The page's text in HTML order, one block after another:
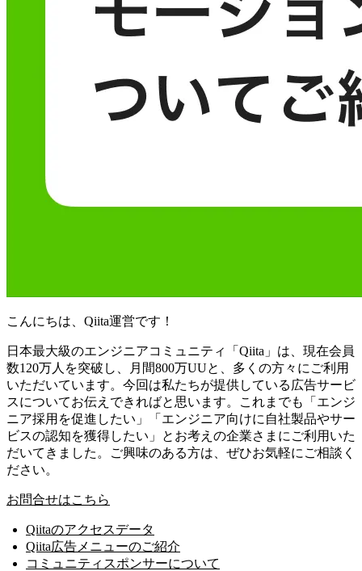
こんにちは、Qiita運営です！
日本最大級のエンジニアコミュニティ「Qiita」は、現在会員
数120万人を突破し、月間800万UUと、多くの方々にご利用
いただいています。今回は私たちが提供している広告サービ
スについてお伝えできればと思います。これまでも「エンジ
ニア採用を促進したい」「エンジニア向けに自社製品やサー
ビスの認知を獲得したい」とお考えの企業さまにご利用いた
だいてきました。ご興味のある方は、ぜひお気軽にご相談く
ださい。
お問合せはこちら
Qiitaのアクセスデータ
Qiita広告メニューのご紹介
コミュニティスポンサーについて